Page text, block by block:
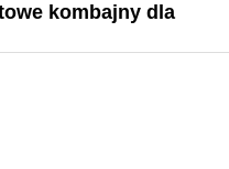
kombajny dla